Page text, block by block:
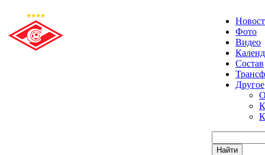
Фото
Видео
Состав
Другое
Найти